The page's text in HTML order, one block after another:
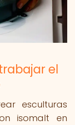
el
esculturas
isomalt en